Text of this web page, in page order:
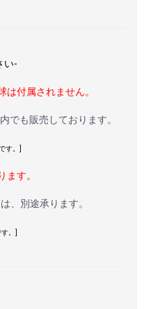
い-
は付属されません。
でも販売しております。
す。]
す。
、別途承ります。
。]